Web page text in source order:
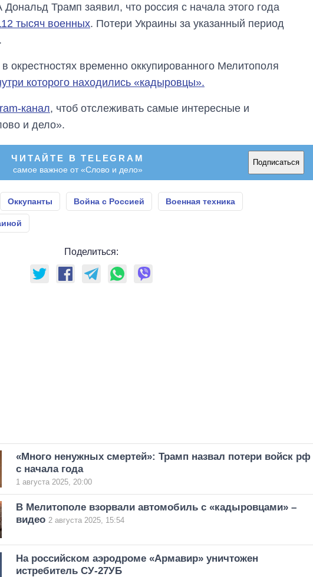
Трамп заявил, что россия с начала этого года
тысяч военных. Потери Украины за указанный период
в окрестностях временно оккупированного Мелитополя
которого находились «кадыровцы».
канал, чтоб отслеживать самые интересные и
и дело».
ЧИТАЙТЕ В TELEGRAM
самое важное от «Слово и дело»
Подписаться
Оккупанты Война с Россией Военная техника
Поделиться:
«Много ненужных смертей»: Трамп назвал потери войск рф
с начала года
1 августа 2025, 20:00
В Мелитополе взорвали автомобиль с «кадыровцами» –
видео 2 августа 2025, 15:54
На российском аэродроме «Армавир» уничтожен
истребитель СУ-27УБ